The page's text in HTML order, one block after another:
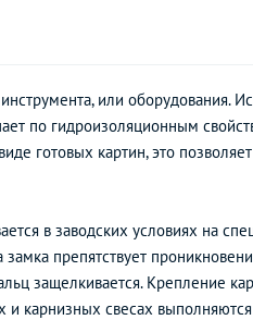
или оборудования.
по гидроизоляционным
готовых картин, это
в заводских условиях на
препятствует
защелкивается. Крепление
карнизных свесах